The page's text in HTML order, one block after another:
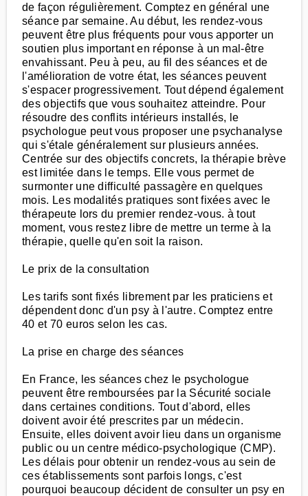
de façon régulièrement. Comptez en général une
séance par semaine. Au début, les rendez-vous
peuvent être plus fréquents pour vous apporter un
soutien plus important en réponse à un mal-être
envahissant. Peu à peu, au fil des séances et de
l'amélioration de votre état, les séances peuvent
s'espacer progressivement. Tout dépend également
des objectifs que vous souhaitez atteindre. Pour
résoudre des conflits intérieurs installés, le
psychologue peut vous proposer une psychanalyse
qui s'étale généralement sur plusieurs années.
Centrée sur des objectifs concrets, la thérapie brève
est limitée dans le temps. Elle vous permet de
surmonter une difficulté passagère en quelques
mois. Les modalités pratiques sont fixées avec le
thérapeute lors du premier rendez-vous. à tout
moment, vous restez libre de mettre un terme à la
thérapie, quelle qu'en soit la raison.
Le prix de la consultation
Les tarifs sont fixés librement par les praticiens et
dépendent donc d'un psy à l'autre. Comptez entre
40 et 70 euros selon les cas.
La prise en charge des séances
En France, les séances chez le psychologue
peuvent être remboursées par la Sécurité sociale
dans certaines conditions. Tout d'abord, elles
doivent avoir été prescrites par un médecin.
Ensuite, elles doivent avoir lieu dans un organisme
public ou un centre médico-psychologique (CMP).
Les délais pour obtenir un rendez-vous au sein de
ces établissements sont parfois longs, c'est
pourquoi beaucoup décident de consulter un psy en